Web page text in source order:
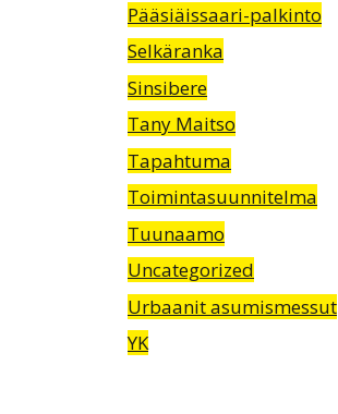
Pääsiäissaari-palkinto
Selkäranka
Sinsibere
Tany Maitso
Tapahtuma
Toimintasuunnitelma
Tuunaamo
Uncategorized
Urbaanit asumismessut
YK